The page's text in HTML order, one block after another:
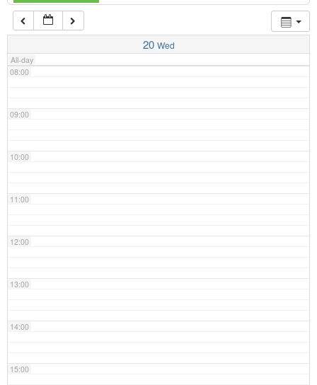
20 Wed
All-day
07:00
08:00
09:00
10:00
11:00
12:00
13:00
14:00
15:00